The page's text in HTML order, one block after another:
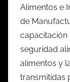
Alimentos e
de
capacitación
seguridad
alimentos y
transmitidas